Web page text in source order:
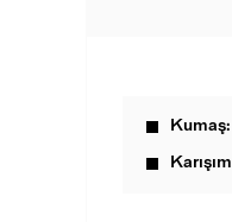
Kumaş
Karışım